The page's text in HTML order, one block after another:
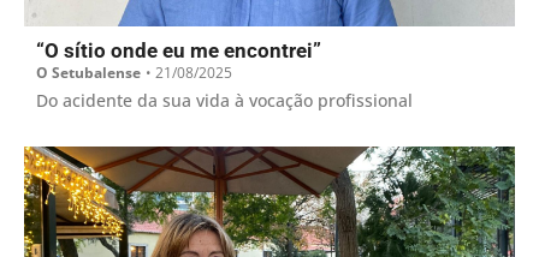
“O sítio onde eu me encontrei”
O Setubalense • 21/08/2025
Do acidente da sua vida à vocação profissional